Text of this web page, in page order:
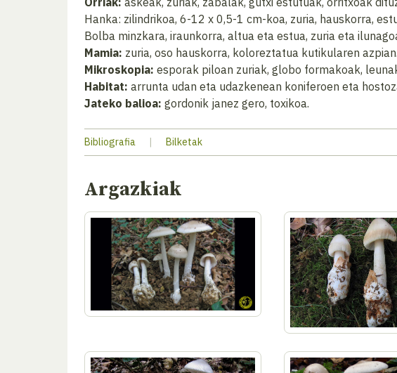
Hanka: zilindrikoa, 6-12 x 0,5-1 cm-koa, zuria, hauskorra,
Bolba minzkara, iraunkorra, altua eta estua, zuria eta
Mamia: zuria, oso hauskorra, koloreztatua kutikularen
Mikroskopia: esporak piloan zuriak, globo formakoak,
Habitat: arrunta udan eta udazkenean koniferoen eta
Jateko balioa: gordonik janez gero, toxikoa.
Bibliografia | Bilketak
Argazkiak